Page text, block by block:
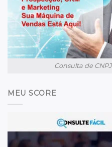
Consulta de CNPJ
MEU SCORE